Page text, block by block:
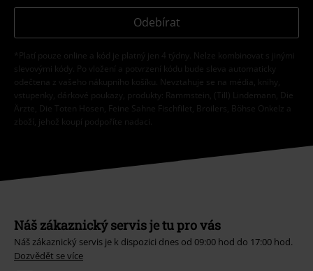
Odebírat
*Platí pouze online a kód je platný jen 4 týdny. Nelze kombinovat s jinými
slevovými kódy. Po vložení a potvrzení kódu bude sleva automaticky
odečtena z vašeho nákupního košíku. Nevztahuje se na média, knihy,
vstupenky, dárkové poukazy, produkty: Rammstein, (Till) Lindemann, Die
Ärzte, Die Toten Hosen, Feine Sahne Fischfilet, Broilers, Böhse Onkelz a
zboží, jehož koupí podpoříte nadaci.
Náš zákaznický servis je tu pro vás
Náš zákaznický servis je k dispozici dnes od 09:00 hod do 17:00 hod.
Dozvědět se více